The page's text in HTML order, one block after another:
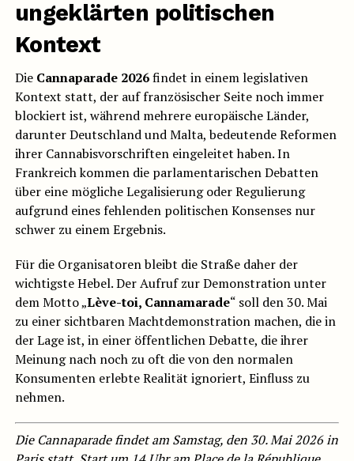
ungeklärten politischen
Kontext
Die Cannaparade 2026findet in einem legislativen
Kontext statt, der auf französischer Seite noch immer
blockiert ist, während mehrere europäische Länder,
darunter Deutschland und Malta, bedeutende Reformen
ihrer Cannabisvorschriften eingeleitet haben. In
Frankreich kommen die parlamentarischen Debatten
über eine mögliche Legalisierung oder Regulierung
aufgrund eines fehlenden politischen Konsenses nur
schwer zu einem Ergebnis.
Für die Organisatoren bleibt die Straße daher der
wichtigste Hebel. Der Aufruf zur Demonstration unter
dem Motto „Lève-toi, Cannamarade“ soll den 30. Mai
zu einer sichtbaren Machtdemonstration machen, die in
der Lage ist, in einer öffentlichen Debatte, die ihrer
Meinung nach noch zu oft die von den normalen
Konsumenten erlebte Realität ignoriert, Einfluss zu
nehmen.
Die Cannaparade findet am Samstag, den 30. Mai 2026 in